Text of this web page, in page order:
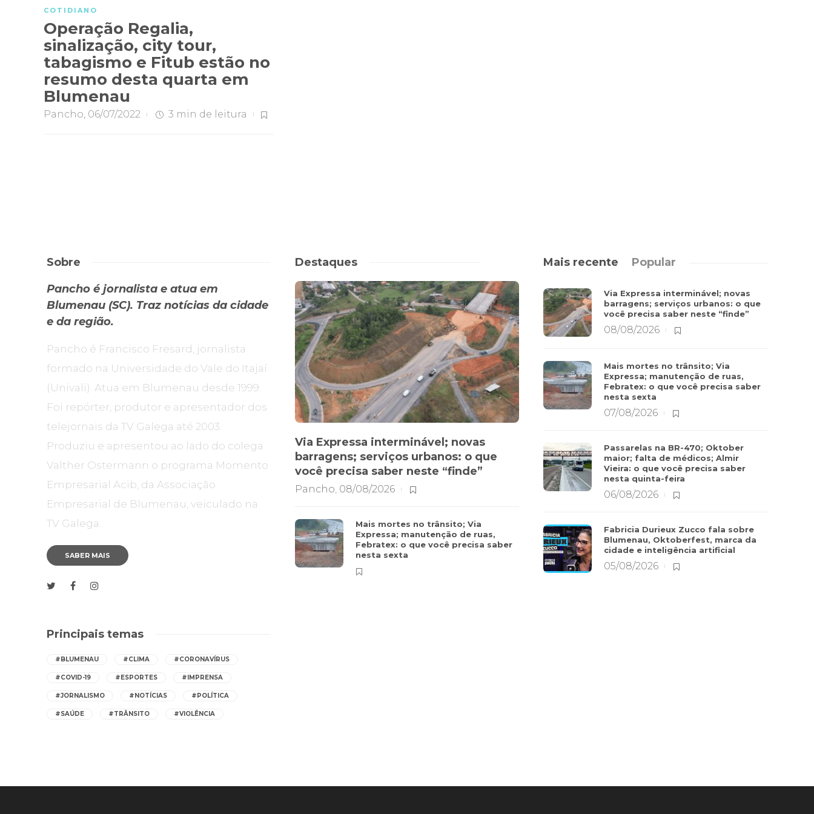
COTIDIANO
Operação Regalia,
sinalização, city tour,
tabagismo e Fitub estão no
resumo desta quarta em
Blumenau
Pancho, 06/07/2022 3 min de leitura
Sobre
Pancho é jornalista e atua em
Blumenau (SC). Traz notícias da cidade
e da região.
Pancho é Francisco Fresard, jornalista
formado na Universidade do Vale do Itajaí
(Univali). Atua em Blumenau desde 1999.
Foi repórter, produtor e apresentador dos
telejornais da TV Galega até 2003.
Produziu e apresentou ao lado do colega
Valther Ostermann o programa Momento
Empresarial Acib, da Associação
Empresarial de Blumenau, veiculado na
TV Galega.
SABER MAIS
Principais temas
#BLUMENAU #CLIMA #CORONAVÍRUS
#COVID-19 #ESPORTES #IMPRENSA
#JORNALISMO #NOTÍCIAS #POLÍTICA
#SAÚDE #TRÂNSITO #VIOLÊNCIA
Destaques
Via Expressa interminável; novas
barragens; serviços urbanos: o que
você precisa saber neste “finde”
Pancho, 08/08/2026
Mais mortes no trânsito; Via
Expressa; manutenção de ruas,
Febratex: o que você precisa saber
nesta sexta
Mais recente Popular
Via Expressa interminável; novas
barragens; serviços urbanos: o que
você precisa saber neste “finde”
08/08/2026
Mais mortes no trânsito; Via
Expressa; manutenção de ruas,
Febratex: o que você precisa saber
nesta sexta
07/08/2026
Passarelas na BR-470; Oktober
maior; falta de médicos; Almir
Vieira: o que você precisa saber
nesta quinta-feira
06/08/2026
Fabricia Durieux Zucco fala sobre
Blumenau, Oktoberfest, marca da
cidade e inteligência artificial
05/08/2026